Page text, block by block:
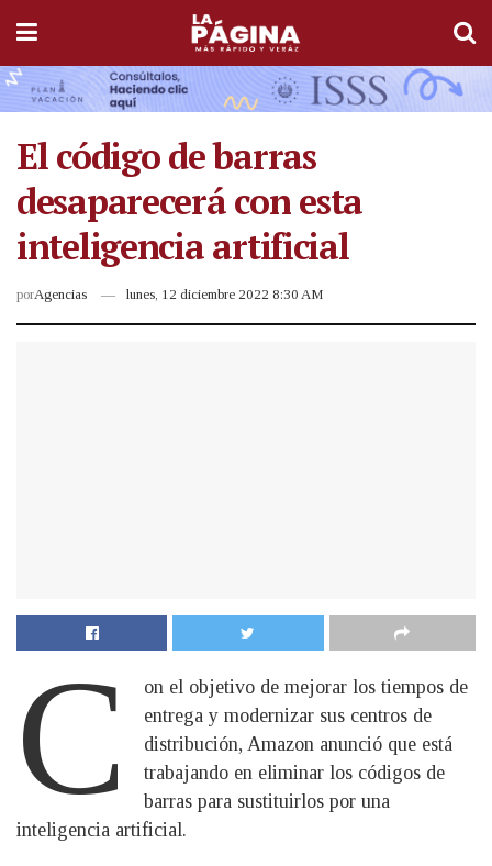
El código de barras
desaparecerá con esta
inteligencia artificial
porAgencias lunes, 12 diciembre 2022 8:30 AM
C
on el objetivo de mejorar los tiempos de
entrega y modernizar sus centros de
distribución, Amazon anunció que está
trabajando en eliminar los códigos de
barras para sustituirlos por una
inteligencia artificial.